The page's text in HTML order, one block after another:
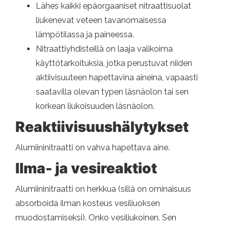
Lähes kaikki epäorgaaniset nitraattisuolat
liukenevat veteen tavanomaisessa
lämpötilassa ja paineessa.
Nitraattiyhdisteillä on laaja valikoima
käyttötarkoituksia, jotka perustuvat niiden
aktiivisuuteen hapettavina aineina, vapaasti
saatavilla olevan typen läsnäolon tai sen
korkean liukoisuuden läsnäolon.
Reaktiivisuushälytykset
Alumiininitraatti on vahva hapettava aine.
Ilma- ja vesireaktiot
Alumiininitraatti on herkkua (sillä on ominaisuus
absorboida ilman kosteus vesiliuoksen
muodostamiseksi). Onko vesiliukoinen. Sen